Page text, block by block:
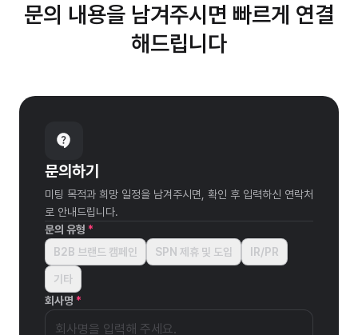
문의 내용을 남겨주시면 빠르게 연결
해드립니다
문의하기
미팅 목적과 희망 일정을 남겨주시면, 확인 후 입력하신 연락처
로 안내드립니다.
문의 유형 *
B2B 브랜드 캠페인
SPN 제휴 및 도입 IR/PR
기타
회사명 *